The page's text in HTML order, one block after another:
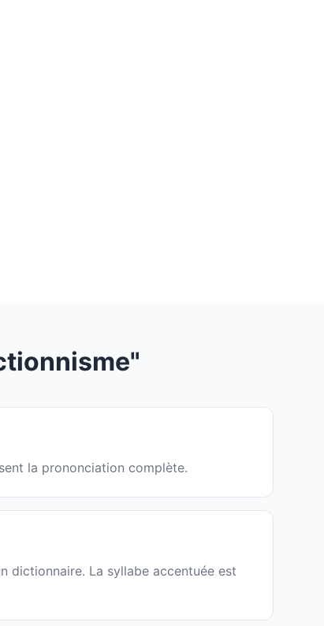
la prononciation complète.
dictionnaire. La syllabe accentuée est